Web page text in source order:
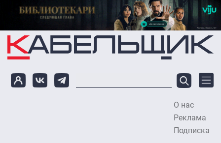
Перейти к основному содержанию
О нас
Реклама
Подписка